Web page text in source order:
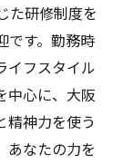
た研修制度を
です。勤務時
イフスタイル
中心に、大阪
精神力を使う
あなたの力を